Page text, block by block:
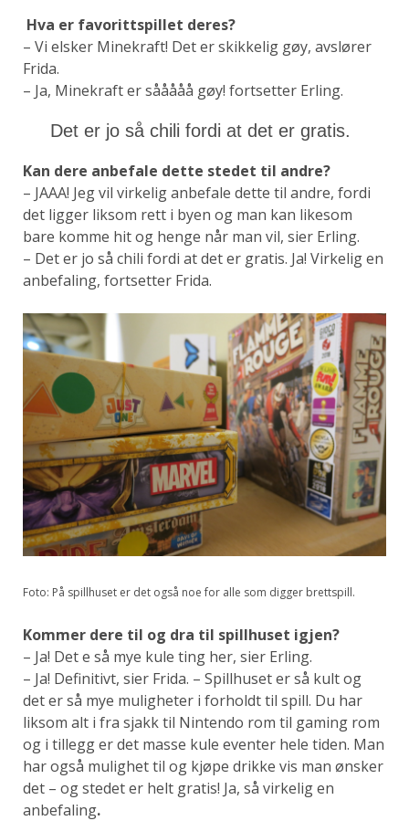
Hva er favorittspillet deres?
– Vi elsker Minekraft! Det er skikkelig gøy, avslører
Frida.
– Ja, Minekraft er sååååå gøy! fortsetter Erling.
Det er jo så chili fordi at det er gratis.
Kan dere anbefale dette stedet til andre?
– JAAA! Jeg vil virkelig anbefale dette til andre, fordi
det ligger liksom rett i byen og man kan likesom
bare komme hit og henge når man vil, sier Erling.
– Det er jo så chili fordi at det er gratis. Ja! Virkelig en
anbefaling, fortsetter Frida.
Foto: På spillhuset er det også noe for alle som digger brettspill.
Kommer dere til og dra til spillhuset igjen?
– Ja! Det e så mye kule ting her, sier Erling.
– Ja! Definitivt, sier Frida. – Spillhuset er så kult og
det er så mye muligheter i forholdt til spill. Du har
liksom alt i fra sjakk til Nintendo rom til gaming rom
og i tillegg er det masse kule eventer hele tiden. Man
har også mulighet til og kjøpe drikke vis man ønsker
det – og stedet er helt gratis! Ja, så virkelig en
anbefaling.